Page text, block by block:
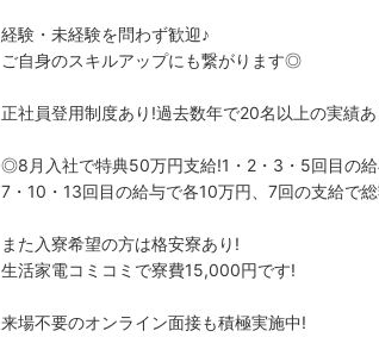
経験・未経験を問わず歓迎♪
ご自身のスキルアップにも繋がります◎
正社員登用制度あり!過去数年で20名以上の実績あ
◎8月入社で特典50万円支給!1・2・3・5回目の
7・10・13回目の給与で各10万円、7回の支給で
また入寮希望の方は格安寮あり!
生活家電コミコミで寮費15,000円です!
来場不要のオンライン面接も積極実施中!